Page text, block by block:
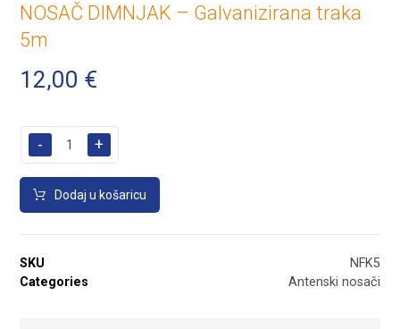
NOSAČ DIMNJAK – Galvanizirana traka
5m
12,00 €
- +
Dodaj u košaricu
SKU
NFK5
Categories
Antenski nosači